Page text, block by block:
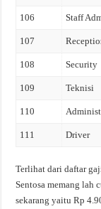
106 Staff
107
108 Security
109 Teknisi
110
111 Driver
Terlihat dari daftar
Sentosa memang lah
sekarang yaitu Rp